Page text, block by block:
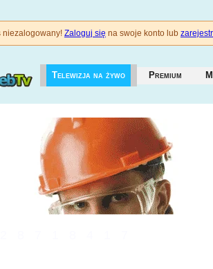
niezalogowany! Zaloguj się na swoje konto lub
Telewizja na żywo Premium